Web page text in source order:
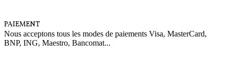
PAIEMENT
Nous acceptons tous les modes de paiements Visa, MasterCard,
BNP, ING, Maestro, Bancomat...